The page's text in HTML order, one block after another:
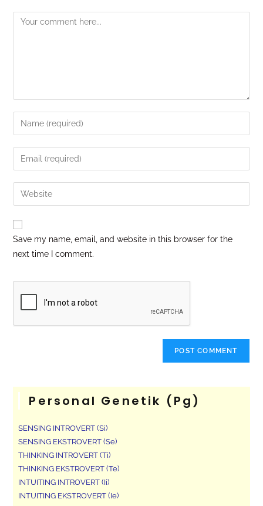
Save my name, email, and website in this browser for the
next time I comment.
Personal Genetik (pg)
SENSING INTROVERT (Si)
SENSING EKSTROVERT (Se)
THINKING INTROVERT (Ti)
THINKING EKSTROVERT (Te)
INTUITING INTROVERT (Ii)
INTUITING EKSTROVERT (Ie)